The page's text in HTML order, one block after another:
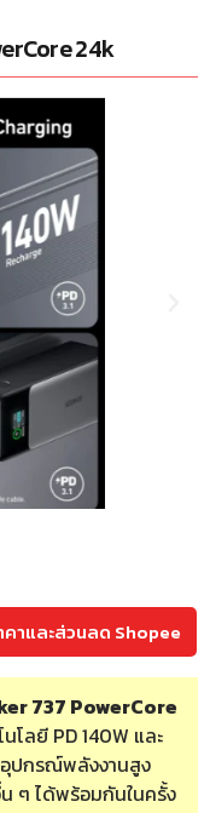
24k
คาและส่วนลด Shopee
737 PowerCore
โลยี PD 140W และ
ปกรณ์พลังงานสูง
ๆ ได้พร้อมกันในครั้ง